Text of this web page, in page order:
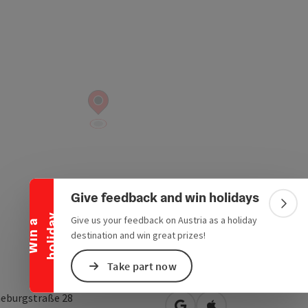
W
i
n
a
h
o
l
i
d
a y
Collapse banner Give feedback and win holidays
Give us your feedback on Austria as a holiday
destination and win great prizes!
Take part now
28